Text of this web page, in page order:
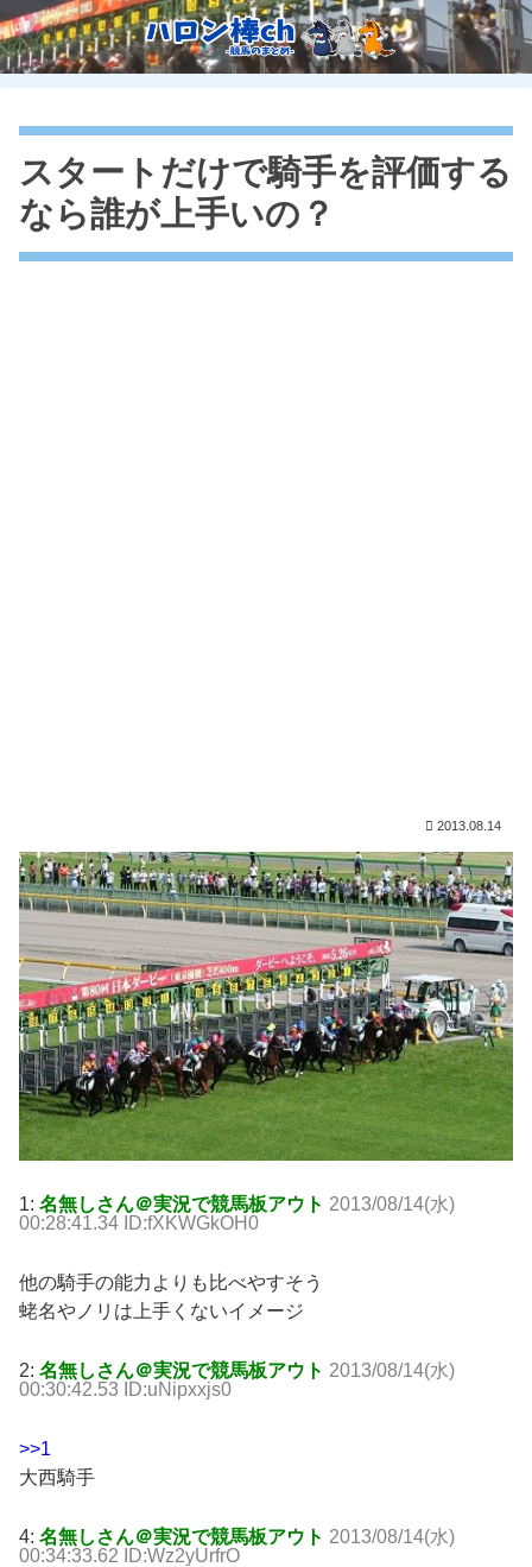
スタートだけで騎手を評価する
なら誰が上手いの？
2013.08.14
1: 名無しさん＠実況で競馬板アウト 2013/08/14(水)
00:28:41.34 ID:fXKWGkOH0
他の騎手の能力よりも比べやすそう
蛯名やノリは上手くないイメージ
2: 名無しさん＠実況で競馬板アウト 2013/08/14(水)
00:30:42.53 ID:uNipxxjs0
>>1
大西騎手
4: 名無しさん＠実況で競馬板アウト 2013/08/14(水)
00:34:33.62 ID:Wz2yUrfrO